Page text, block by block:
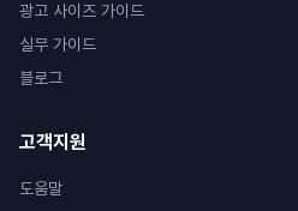
광고 사이즈 가이드
실무 가이드
블로그
고객지원
도움말